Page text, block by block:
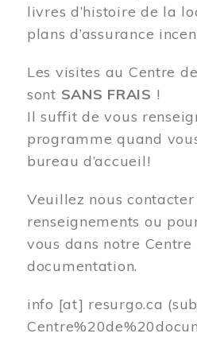
livres d’histoire de la
plans d’assurance
Les visites au Centre
sont SANS FRAIS !
Il suffit de vous
programme quand
bureau d’accueil!
Veuillez nous
renseignements ou
vous dans notre Centre
documentation.
info [at] resurgo.ca